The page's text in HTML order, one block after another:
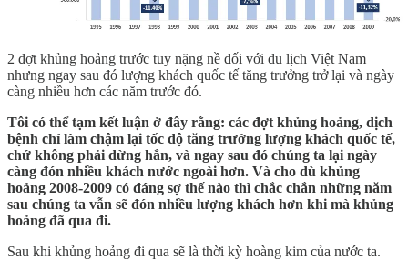
2 đợt khủng hoảng trước tuy nặng nề đối với du lịch Việt Nam
nhưng ngay sau đó lượng khách quốc tế tăng trưởng trở lại và ngày
càng nhiều hơn các năm trước đó.
Tôi có thể tạm kết luận ở đây rằng: các đợt khủng hoảng, dịch
bệnh chỉ làm chậm lại tốc độ tăng trưởng lượng khách quốc tế,
chứ không phải dừng hẳn, và ngay sau đó chúng ta lại ngày
càng đón nhiều khách nước ngoài hơn. Và cho dù khủng
hoảng 2008-2009 có đáng sợ thế nào thì chắc chắn những năm
sau chúng ta vẫn sẽ đón nhiều lượng khách hơn khi mà khủng
hoảng đã qua đi.
Sau khi khủng hoảng đi qua sẽ là thời kỳ hoàng kim của nước ta.